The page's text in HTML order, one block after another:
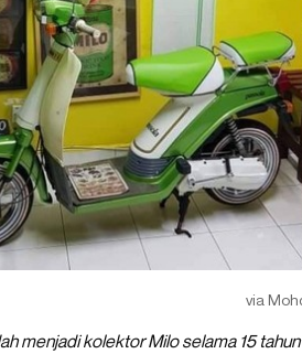
via
menjadi kolektor Milo selama 15